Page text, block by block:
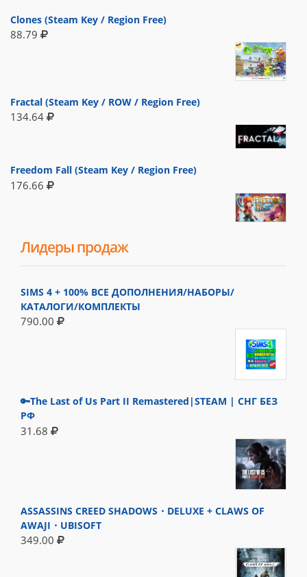
Clones (Steam Key / Region Free)
88.79
Fractal (Steam Key / ROW / Region Free)
134.64
Freedom Fall (Steam Key / Region Free)
176.66
Лидеры продаж
SIMS 4 + 100% ВСЕ ДОПОЛНЕНИЯ/НАБОРЫ/
КАТАЛОГИ/КОМПЛЕКТЫ
790.00
🔑The Last of Us Part II Remastered|STEAM | СНГ БЕЗ
РФ
31.68
ASSASSINS CREED SHADOWS・DELUXE + CLAWS OF
AWAJI・UBISOFT
349.00